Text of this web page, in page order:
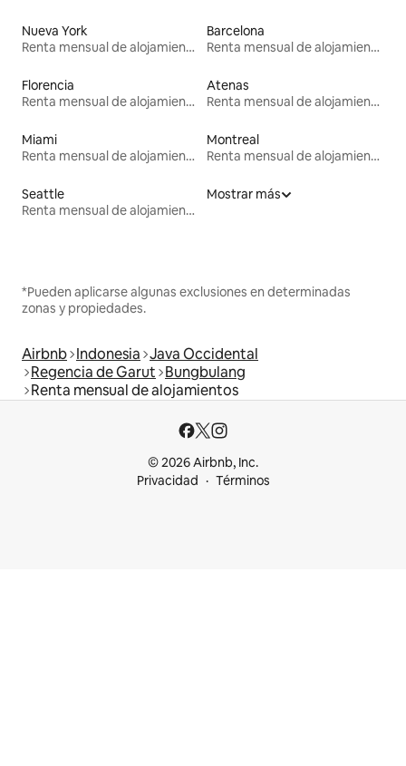
Nueva York
Renta mensual de alojamientos
Barcelona
Renta mensual de alojamientos
Florencia
Renta mensual de alojamientos
Atenas
Renta mensual de alojamientos
Miami
Renta mensual de alojamientos
Montreal
Renta mensual de alojamientos
Seattle
Renta mensual de alojamientos
Mostrar más
*Pueden aplicarse algunas exclusiones en determinadas
zonas y propiedades.
Airbnb Indonesia Java Occidental
Regencia de Garut Bungbulang
Renta mensual de alojamientos
© 2026 Airbnb, Inc.
Privacidad
Términos